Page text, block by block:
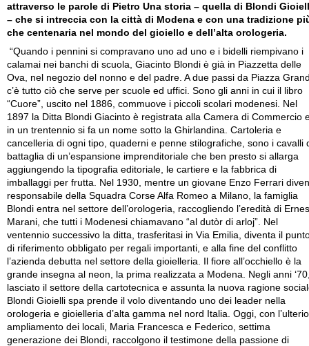
attraverso le parole di Pietro Una storia – quella di Blondi
– che si intreccia con la città di Modena e con una tradizione
che centenaria nel mondo del gioiello e dell’alta orologeria.
“Quando i pennini si compravano uno ad uno e i bidelli riempivano i
calamai nei banchi di scuola, Giacinto Blondi è già in Piazzetta delle
Ova, nel negozio del nonno e del padre. A due passi da Piazza
c’è tutto ciò che serve per scuole ed uffici. Sono gli anni in cui il libro
“Cuore”, uscito nel 1886, commuove i piccoli scolari modenesi. Nel
1897 la Ditta Blondi Giacinto è registrata alla Camera di Commercio
in un trentennio si fa un nome sotto la Ghirlandina. Cartoleria e
cancelleria di ogni tipo, quaderni e penne stilografiche, sono i cavalli
battaglia di un’espansione imprenditoriale che ben presto si allarga
aggiungendo la tipografia editoriale, le cartiere e la fabbrica di
imballaggi per frutta. Nel 1930, mentre un giovane Enzo Ferrari
responsabile della Squadra Corse Alfa Romeo a Milano, la famiglia
Blondi entra nel settore dell’orologeria, raccogliendo l’eredità di
Marani, che tutti i Modenesi chiamavano “al dutòr di arloj”. Nel
ventennio successivo la ditta, trasferitasi in Via Emilia, diventa il
di riferimento obbligato per regali importanti, e alla fine del conflitto
l’azienda debutta nel settore della gioielleria. Il fiore all’occhiello è la
grande insegna al neon, la prima realizzata a Modena. Negli anni
lasciato il settore della cartotecnica e assunta la nuova ragione
Blondi Gioielli spa prende il volo diventando uno dei leader nella
orologeria e gioielleria d’alta gamma nel nord Italia. Oggi, con
ampliamento dei locali, Maria Francesca e Federico, settima
generazione dei Blondi, raccolgono il testimone della passione di